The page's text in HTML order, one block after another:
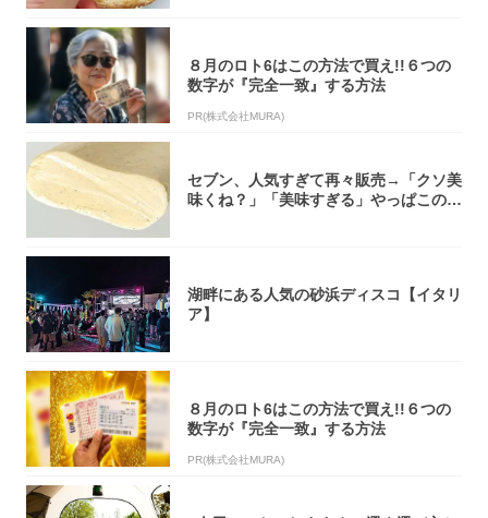
８月のロト6はこの方法で買え!!６つの
数字が『完全一致』する方法
PR(株式会社MURA)
セブン、人気すぎて再々販売→「クソ美
味くね？」「美味すぎる」やっぱこのク
湖畔にある人気の砂浜ディスコ【イタリ
ア】
８月のロト6はこの方法で買え!!６つの
数字が『完全一致』する方法
PR(株式会社MURA)